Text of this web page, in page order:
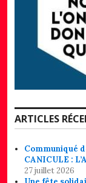
ARTICLES
Communiqué
CANICULE :
27 juillet 2026